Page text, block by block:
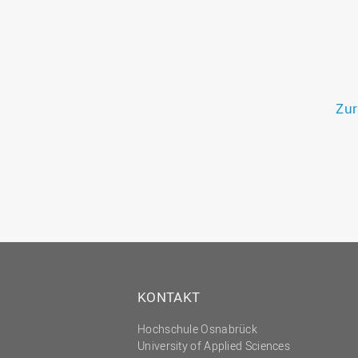
KONTAKT
Hochschule Osnabrück
University of Applied Sciences